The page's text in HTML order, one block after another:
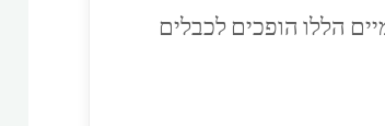
הללו הופכים לכבלים